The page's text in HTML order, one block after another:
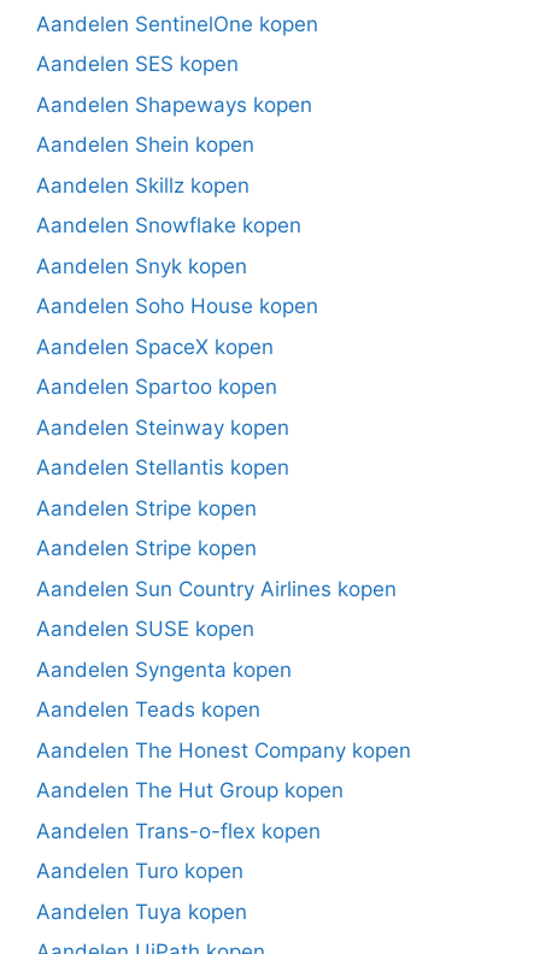
Aandelen SentinelOne kopen
Aandelen SES kopen
Aandelen Shapeways kopen
Aandelen Shein kopen
Aandelen Skillz kopen
Aandelen Snowflake kopen
Aandelen Snyk kopen
Aandelen Soho House kopen
Aandelen SpaceX kopen
Aandelen Spartoo kopen
Aandelen Steinway kopen
Aandelen Stellantis kopen
Aandelen Stripe kopen
Aandelen Stripe kopen
Aandelen Sun Country Airlines kopen
Aandelen SUSE kopen
Aandelen Syngenta kopen
Aandelen Teads kopen
Aandelen The Honest Company kopen
Aandelen The Hut Group kopen
Aandelen Trans-o-flex kopen
Aandelen Turo kopen
Aandelen Tuya kopen